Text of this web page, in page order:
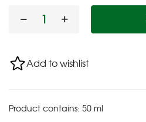
Add to wishlist
Product contains: 50ml